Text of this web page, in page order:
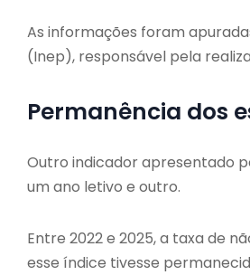
As informações foram
(Inep), responsável pela
Permanência dos
Outro indicador apresentado
um ano letivo e outro.
Entre 2022 e 2025, a taxa de
esse índice tivesse